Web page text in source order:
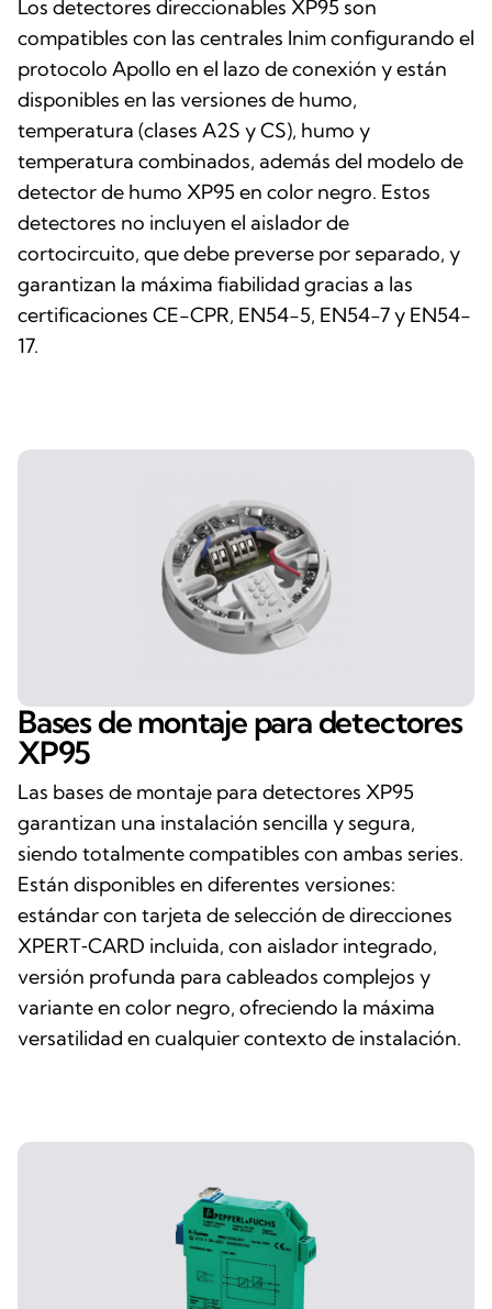
Los detectores direccionables XP95 son
compatibles con las centrales Inim configurando el
protocolo Apollo en el lazo de conexión y están
disponibles en las versiones de humo,
temperatura (clases A2S y CS), humo y
temperatura combinados, además del modelo de
detector de humo XP95 en color negro. Estos
detectores no incluyen el aislador de
cortocircuito, que debe preverse por separado, y
garantizan la máxima fiabilidad gracias a las
certificaciones CE-CPR, EN54-5, EN54-7 y EN54-
17.
Bases de montaje para detectores
XP95
Las bases de montaje para detectores XP95
garantizan una instalación sencilla y segura,
siendo totalmente compatibles con ambas series.
Están disponibles en diferentes versiones:
estándar con tarjeta de selección de direcciones
XPERT‑CARD incluida, con aislador integrado,
versión profunda para cableados complejos y
variante en color negro, ofreciendo la máxima
versatilidad en cualquier contexto de instalación.